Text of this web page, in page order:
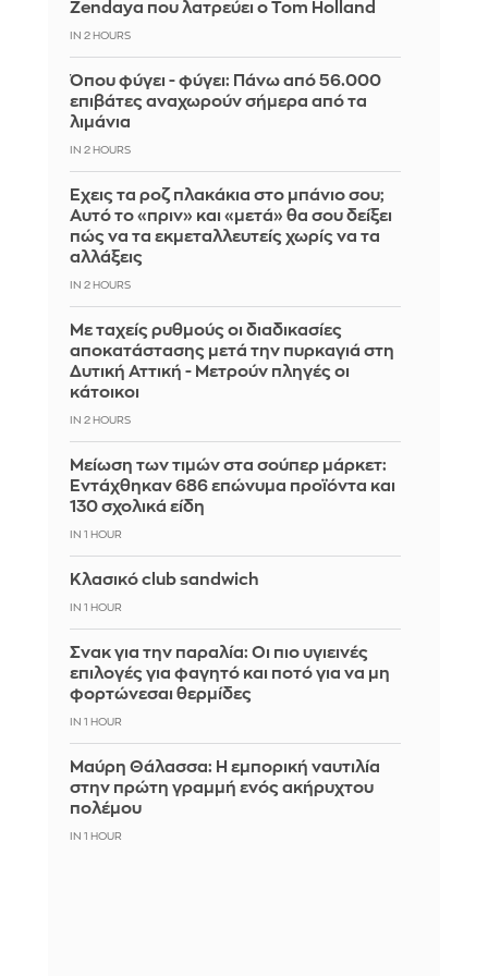
Zendaya που λατρεύει ο Tom Holland
IN 2 HOURS
Όπου φύγει - φύγει: Πάνω από 56.000
επιβάτες αναχωρούν σήμερα από τα
λιμάνια
IN 2 HOURS
Έχεις τα ροζ πλακάκια στο μπάνιο σου;
Αυτό το «πριν» και «μετά» θα σου δείξει
πώς να τα εκμεταλλευτείς χωρίς να τα
αλλάξεις
IN 2 HOURS
Με ταχείς ρυθμούς οι διαδικασίες
αποκατάστασης μετά την πυρκαγιά στη
Δυτική Αττική - Μετρούν πληγές οι
κάτοικοι
IN 2 HOURS
Μείωση των τιμών στα σούπερ μάρκετ:
Εντάχθηκαν 686 επώνυμα προϊόντα και
130 σχολικά είδη
IN 1 HOUR
Κλασικό club sandwich
IN 1 HOUR
Σνακ για την παραλία: Οι πιο υγιεινές
επιλογές για φαγητό και ποτό για να μη
φορτώνεσαι θερμίδες
IN 1 HOUR
Μαύρη Θάλασσα: Η εμπορική ναυτιλία
στην πρώτη γραμμή ενός ακήρυχτου
πολέμου
IN 1 HOUR